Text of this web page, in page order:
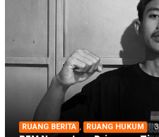
RUANG BERITA , RUANG HUKUM